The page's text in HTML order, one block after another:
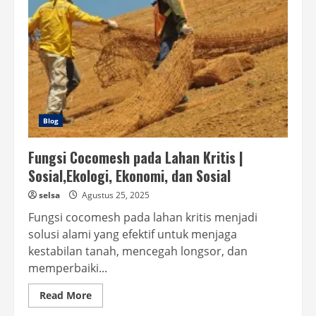
Blog
Fungsi Cocomesh pada Lahan Kritis |
Sosial,Ekologi, Ekonomi, dan Sosial
selsa Agustus 25, 2025
Fungsi cocomesh pada lahan kritis menjadi
solusi alami yang efektif untuk menjaga
kestabilan tanah, mencegah longsor, dan
memperbaiki...
Read MoreRead
more